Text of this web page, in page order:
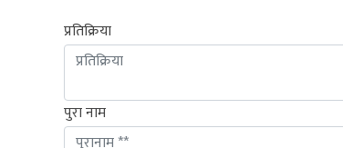
प्रतिक्रिया
पुरा नाम